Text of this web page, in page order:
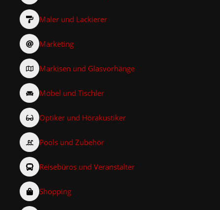
Maler und Lackierer
Marketing
Markisen und Glasvorhänge
Möbel und Tischler
Optiker und Hörakustiker
Pools und Zubehör
Reisebüros und Veranstalter
Shopping